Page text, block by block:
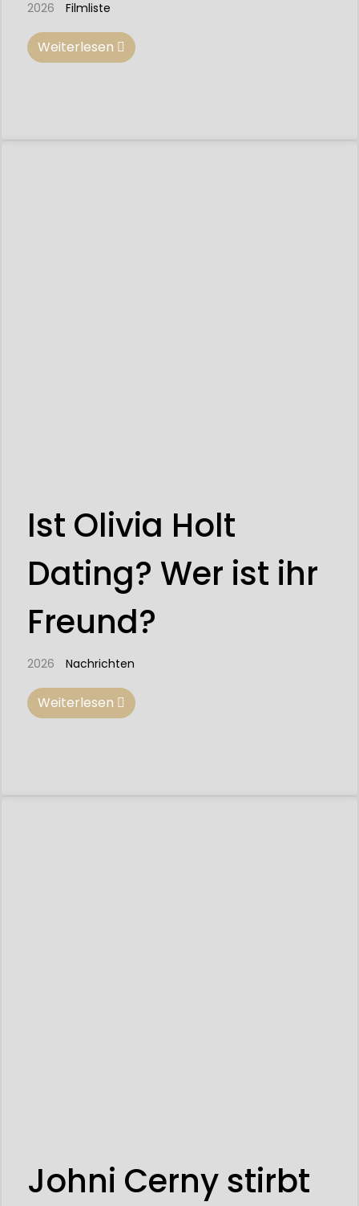
2026 Filmliste
Weiterlesen
Ist Olivia Holt
Dating? Wer ist ihr
Freund?
2026 Nachrichten
Weiterlesen
Johni Cerny stirbt